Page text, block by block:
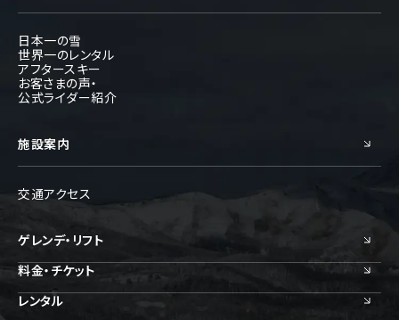
日本一の雪
世界一のレンタル
アフタースキー
お客さまの声・
公式ライダー紹介
施設案内
交通アクセス
ゲレンデ・リフト
料金・チケット
レンタル